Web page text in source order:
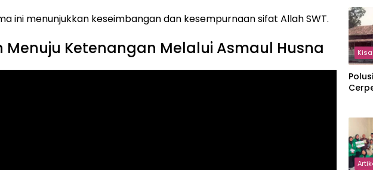
ini menunjukkan keseimbangan dan kesempurnaan sifat Allah SWT.
Menuju Ketenangan Melalui Asmaul Husna